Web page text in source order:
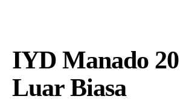
IYD Manado
Luar Biasa